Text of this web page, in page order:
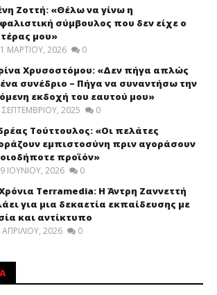
Ζοττή: «Θέλω να γίνω η
σύμβουλος που δεν είχε ο
μου»
ΜΑΡΤΊΟΥ, 2026 0
Χρυσοστόμου: «Δεν πήγα απλώς
συνέδριο – Πήγα να συναντήσω την
εκδοχή του εαυτού μου»
ΣΕΠΤΕΜΒΡΊΟΥ, 2025 0
Τούττουλος: «Οι πελάτες
εμπιστοσύνη πριν αγοράσουν
προϊόν»
ΙΟΥΝΊΟΥ, 2026 0
Terramedia: Η Άντρη Ζαννεττή
για μια δεκαετία εκπαίδευσης με
και αντίκτυπο
ΑΠΡΙΛΊΟΥ, 2026 0